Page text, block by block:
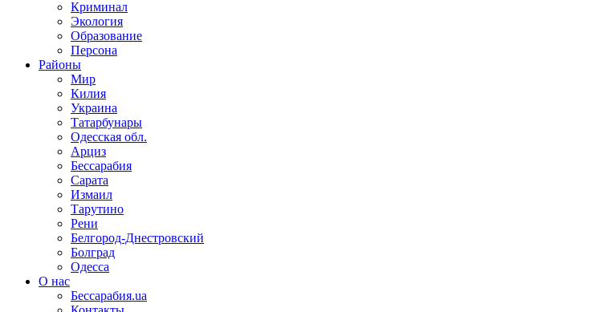
Криминал
Экология
Образование
Персона
Районы
Мир
Килия
Украина
Татарбунары
Одесская обл.
Арциз
Бессарабия
Сарата
Измаил
Тарутино
Рени
Белгород-Днестровский
Болград
Одесса
О нас
Бессарабия.ua